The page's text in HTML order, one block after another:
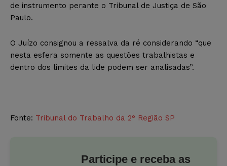
de instrumento perante o Tribunal de Justiça de São
Paulo.
O Juízo consignou a ressalva da ré considerando “que
nesta esfera somente as questões trabalhistas e
dentro dos limites da lide podem ser analisadas”.
Fonte: Tribunal do Trabalho da 2° Região SP
Participe e receba as